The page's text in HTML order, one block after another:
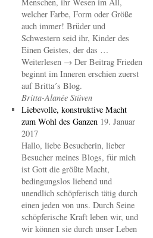
welcher Farbe, Form oder Größe
auch immer! Brüder und
Schwestern seid ihr, Kinder des
Einen Geistes, der das …
Weiterlesen → Der Beitrag Frieden
beginnt im Inneren erschien zuerst
auf Britta´s Blog.
Britta-Alanée Stüven
Liebevolle, konstruktive Macht
zum Wohl des Ganzen 19. Januar
2017
Hallo, liebe Besucherin, lieber
Besucher meines Blogs, für mich
ist Gott die größte Macht,
bedingungslos liebend und
unendlich schöpferisch tätig durch
einen jeden von uns. Durch Seine
schöpferische Kraft leben wir, und
wir können sie durch unser Leben